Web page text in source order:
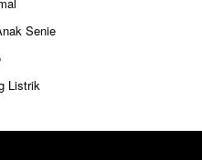
Senie
Listrik